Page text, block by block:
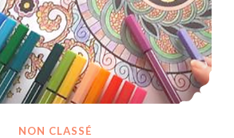
NON CLASSÉ